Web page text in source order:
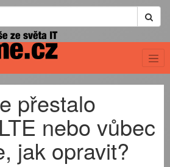
přestalo
nebo vůbec
jak opravit?